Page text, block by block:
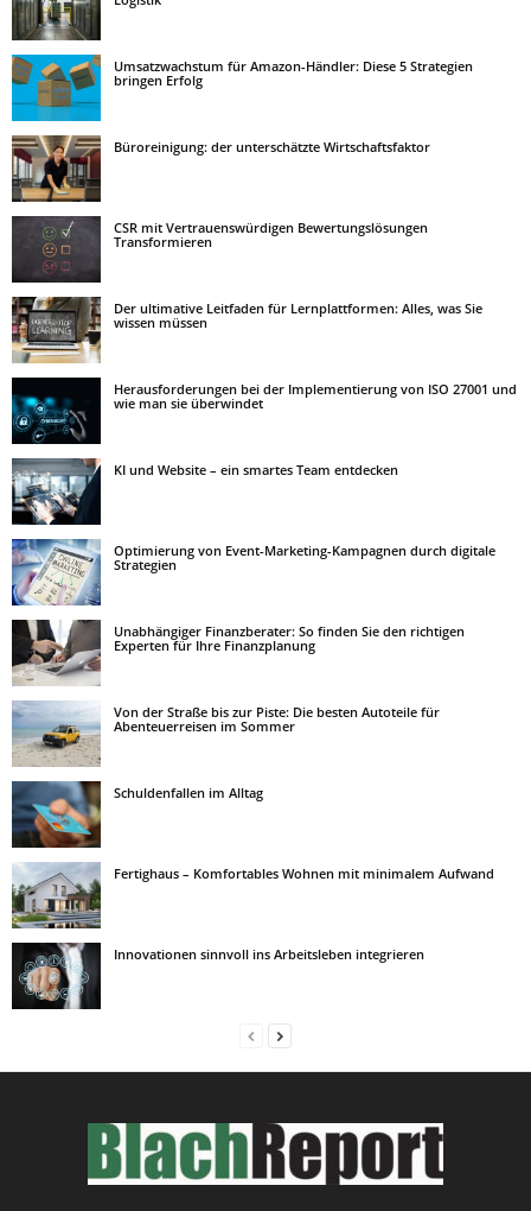
Umsatzwachstum für Amazon-Händler: Diese 5 Strategien
bringen Erfolg
Büroreinigung: der unterschätzte Wirtschaftsfaktor
CSR mit Vertrauenswürdigen Bewertungslösungen
Transformieren
Der ultimative Leitfaden für Lernplattformen: Alles, was Sie
wissen müssen
Herausforderungen bei der Implementierung von ISO 27001 und
wie man sie überwindet
KI und Website – ein smartes Team entdecken
Optimierung von Event-Marketing-Kampagnen durch digitale
Strategien
Unabhängiger Finanzberater: So finden Sie den richtigen
Experten für Ihre Finanzplanung
Von der Straße bis zur Piste: Die besten Autoteile für
Abenteuerreisen im Sommer
Schuldenfallen im Alltag
Fertighaus – Komfortables Wohnen mit minimalem Aufwand
Innovationen sinnvoll ins Arbeitsleben integrieren